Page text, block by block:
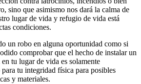
sino que asimismo nos dará la calma de
lugar de vida y refugio de vida está
condiciones.
un robo en alguna oportunidad como si
comprobar que el hecho de instalar un
en tu lugar de vida es solamente
tu integridad física para posibles
y materiales.